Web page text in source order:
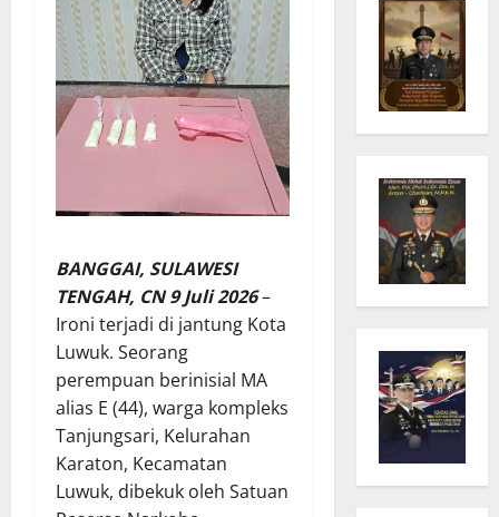
BANGGAI, SULAWESI
TENGAH, CN 9 Juli 2026–
Ironi terjadi di jantung Kota
Luwuk. Seorang
perempuan berinisial MA
alias E (44), warga kompleks
Tanjungsari, Kelurahan
Karaton, Kecamatan
Luwuk, dibekuk oleh Satuan